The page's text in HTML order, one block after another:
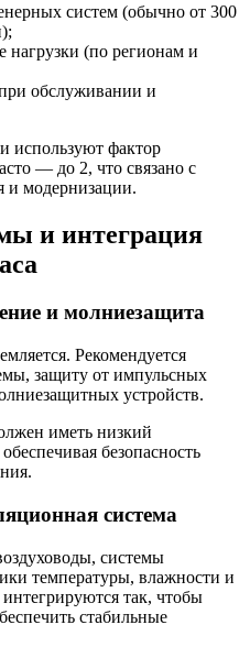
систем (обычно от 300
нагрузки (по регионам и
обслуживании и
используют фактор
— до 2, что связано с
и модернизации.
и интеграция
и молниезащита
Рекомендуется
защиту от импульсных
устройств.
иметь низкий
безопасность
система
системы
температуры, влажности и
так, чтобы
стабильные